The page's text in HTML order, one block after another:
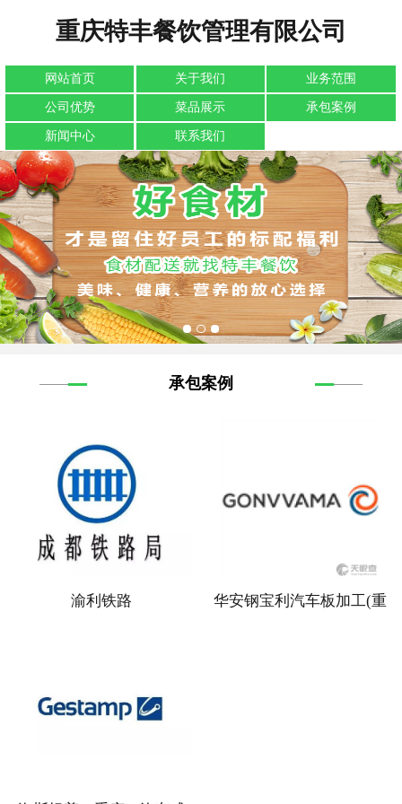
重庆特丰餐饮管理有限公司
网站首页 关于我们 业务范围
公司优势 菜品展示 承包案例
新闻中心 联系我们
承包案例
渝利铁路 华安钢宝利汽车板加工(重